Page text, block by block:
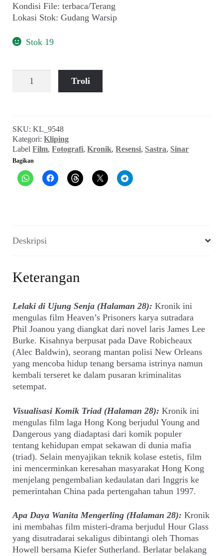
Kondisi File: terbaca/Terang
Lokasi Stok: Gudang Warsip
Stok 19
Kronik
Dari
Sastra
Marginal,
Fotografi
Malang,
Resensi
Triad
Troli
SKU:KL_9548
Kategori:Kliping
LabelFilm,Fotografi,Kronik,Resensi, Sastra, Sinar
Bagikan
Deskripsi
Keterangan
Lelaki di Ujung Senja (Halaman 28): Kronik ini
mengulas film Heaven’s Prisoners karya sutradara
Phil Joanou yang diangkat dari novel laris James Lee
Burke. Kisahnya berpusat pada Dave Robicheaux
(Alec Baldwin), seorang mantan polisi New Orleans
yang mencoba hidup tenang bersama istrinya namun
kembali terseret ke dalam pusaran kriminalitas
setempat.
Visualisasi Komik Triad (Halaman 28): Kronik ini
mengulas film laga Hong Kong berjudul Young and
Dangerous yang diadaptasi dari komik populer
tentang kehidupan empat sekawan di dunia mafia
(triad). Selain menyajikan teknik kolase estetis, film
ini mencerminkan keresahan masyarakat Hong Kong
menjelang pengembalian kedaulatan dari Inggris ke
pemerintahan China pada pertengahan tahun 1997.
Apa Daya Wanita Mengerling (Halaman 28): Kronik
ini membahas film misteri-drama berjudul Hour Glass
yang disutradarai sekaligus dibintangi oleh Thomas
Howell bersama Kiefer Sutherland. Berlatar belakang